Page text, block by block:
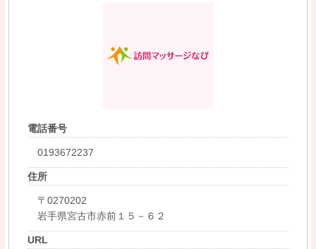
電話番号
0193672237
住所
〒0270202
岩手県宮古市赤前１５－６２
URL